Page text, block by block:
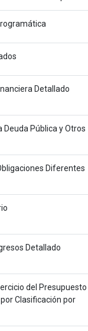
Detallado
Pública y Otros
Diferentes
Detallado
del Presupuesto
Clasificación por